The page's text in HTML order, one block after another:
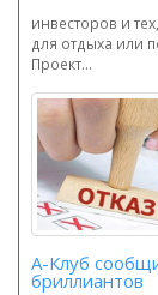
инвесторов и
для отдыха или
Проект...
А-Клуб
бриллиантов